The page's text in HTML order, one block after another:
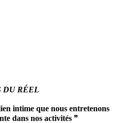
DU RÉEL
intime que nous entretenons
dans nos activités ❞